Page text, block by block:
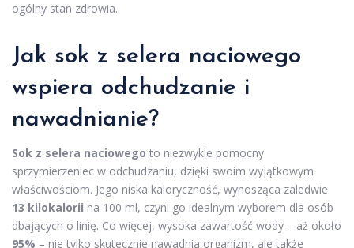
ogólny stan zdrowia.
Jak sok z selera naciowego
wspiera odchudzanie i
nawadnianie?
Sok z selera naciowego to niezwykle pomocny
sprzymierzeniec w odchudzaniu, dzięki swoim wyjątkowym
właściwościom. Jego niska kaloryczność, wynosząca zaledwie
13 kilokalorii na 100 ml, czyni go idealnym wyborem dla osób
dbających o linię. Co więcej, wysoka zawartość wody – aż około
95% – nie tylko skutecznie nawadnia organizm, ale także